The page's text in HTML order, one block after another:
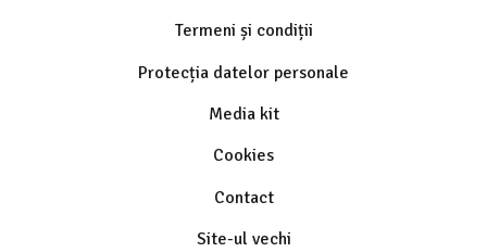
Termeni și condiții
Protecția datelor personale
Media kit
Cookies
Contact
Site-ul vechi